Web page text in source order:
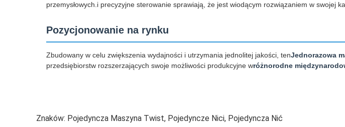
przemysłowych.i precyzyjne sterowanie sprawiają, że jest wiodącym rozwiązaniem w swojej
Pozycjonowanie na rynku
Zbudowany w celu zwiększenia wydajności i utrzymania jednolitej jakości, tenJednorazowa
przedsiębiorstw rozszerzających swoje możliwości produkcyjne wróżnorodne
Znaków: Pojedyncza Maszyna Twist, Pojedyncze Nici, Pojedyncza Nić